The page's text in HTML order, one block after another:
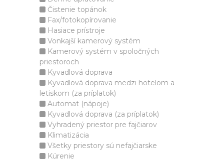
Čistenie topánok
Fax/fotokopírovanie
Hasiace prístroje
Vonkajší kamerový systém
Kamerový systém v spoločných
priestoroch
Kyvadlová doprava
Kyvadlová doprava medzi hotelom a
letiskom (za príplatok)
Automat (nápoje)
Kyvadlová doprava (za príplatok)
Vyhradený priestor pre fajčiarov
Klimatizácia
Všetky priestory sú nefajčiarske
Kúrenie